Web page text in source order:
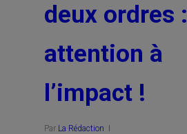
deux ordres :
attention à
l’impact !
Par La Rédaction